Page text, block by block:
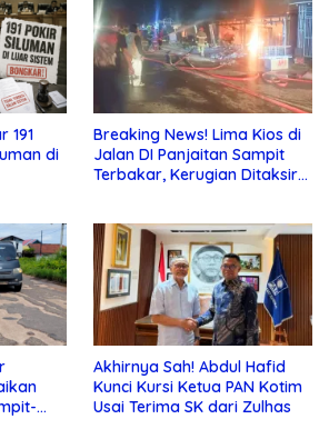
191
di
Breaking News! Lima Kios di
Jalan DI Panjaitan Sampit
Terbakar, Kerugian Ditaksir
Akhirnya Sah! Abdul Hafid
Kunci Kursi Ketua PAN Kotim
Usai Terima SK dari Zulhas